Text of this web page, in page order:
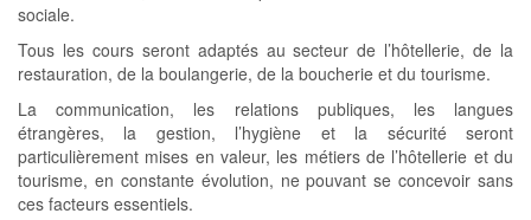
sociale.
Tous les cours seront adaptés au secteur de l’hôtellerie, de la
restauration, de la boulangerie, de la boucherie et du tourisme.
La communication, les relations publiques, les langues
étrangères, la gestion, l’hygiène et la sécurité seront
particulièrement mises en valeur, les métiers de l’hôtellerie et du
tourisme, en constante évolution, ne pouvant se concevoir sans
ces facteurs essentiels.